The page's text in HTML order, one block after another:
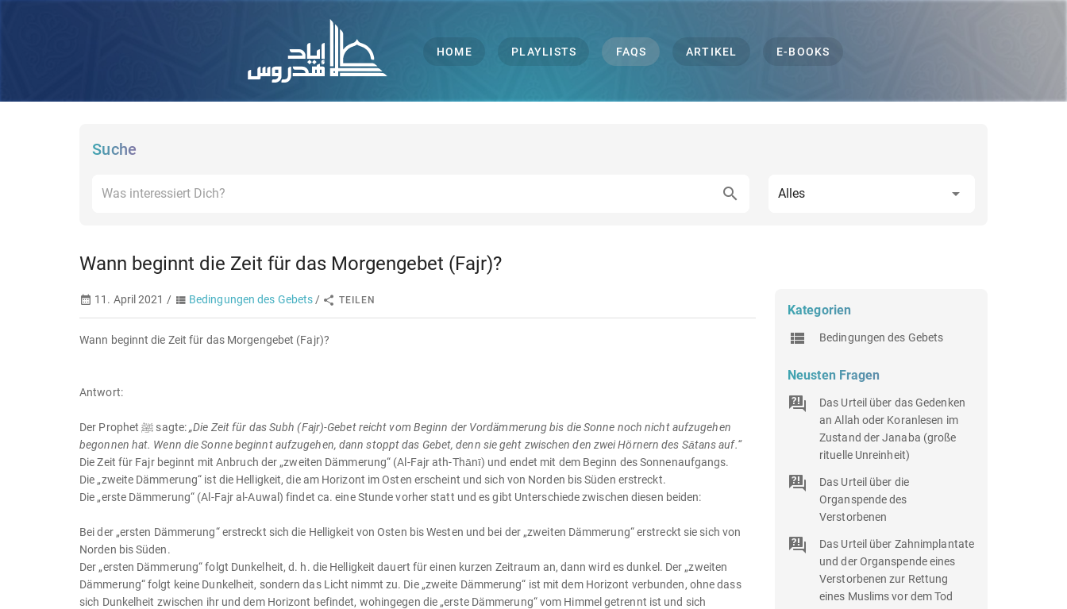
HOME PLAYLISTS FAQS ARTIKEL E-BOOKS
Suche
Alles
Wann beginnt die Zeit für das Morgengebet (Fajr)?
11. April 2021 / Bedingungen des Gebets / TEILEN
Wann beginnt die Zeit für das Morgengebet (Fajr)?
Antwort:
Der Prophet ﷺ sagte:„Die Zeit für das Subh (Fajr)-Gebet reicht vom Beginn der Vordämmerung bis die Sonne noch nicht aufzugehen
begonnen hat. Wenn die Sonne beginnt aufzugehen, dann stoppt das Gebet, denn sie geht zwischen den zwei Hörnern des Sātans auf.“
Die Zeit für Fajr beginnt mit Anbruch der „zweiten Dämmerung“ (Al-Fajr ath-Thānī) und endet mit dem Beginn des Sonnenaufgangs.
Die „zweite Dämmerung“ ist die Helligkeit, die am Horizont im Osten erscheint und sich von Norden bis Süden erstreckt.
Die „erste Dämmerung“ (Al-Fajr al-Auwal) findet ca. eine Stunde vorher statt und es gibt Unterschiede zwischen diesen beiden:
Bei der „ersten Dämmerung“ erstreckt sich die Helligkeit von Osten bis Westen und bei der „zweiten Dämmerung“ erstreckt sie sich von
Norden bis Süden.
Der „ersten Dämmerung“ folgt Dunkelheit, d. h. die Helligkeit dauert für einen kurzen Zeitraum an, dann wird es dunkel. Der „zweiten
Dämmerung“ folgt keine Dunkelheit, sondern das Licht nimmt zu. Die „zweite Dämmerung“ ist mit dem Horizont verbunden, ohne dass
sich Dunkelheit zwischen ihr und dem Horizont befindet, wohingegen die „erste Dämmerung“ vom Himmel getrennt ist und sich
Kategorien
Bedingungen des Gebets
Neusten Fragen
Das Urteil über das Gedenken
an Allah oder Koranlesen im
Zustand der Janaba (große
rituelle Unreinheit)
Das Urteil über die
Organspende des
Verstorbenen
Das Urteil über Zahnimplantate
und der Organspende eines
Verstorbenen zur Rettung
eines Muslims vor dem Tod